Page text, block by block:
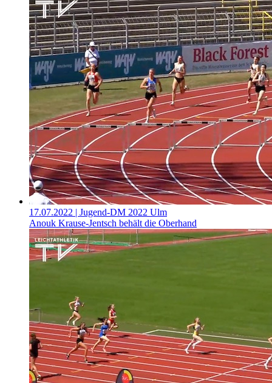
17.07.2022 | Jugend-DM 2022 Ulm
Anouk Krause-Jentsch behält die Oberhand